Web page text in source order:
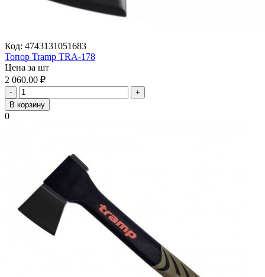
Код: 4743131051683
Топор Tramp TRA-178
Цена за шт
2 060.00 ₽
-
+
В корзину
0